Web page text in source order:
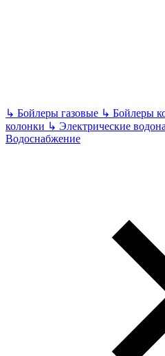
↳ Бойлеры газовые ↳ Бойлеры
колонки ↳ Электрические
Водоснабжение